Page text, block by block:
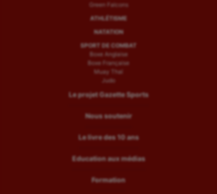
Green Falcons
ATHLÉTISME
NATATION
SPORT DE COMBAT
Boxe Anglaise
Boxe Française
Muay Thaï
Judo
Le projet Gazette Sports
Nous soutenir
Le livre des 10 ans
Education aux médias
Formation